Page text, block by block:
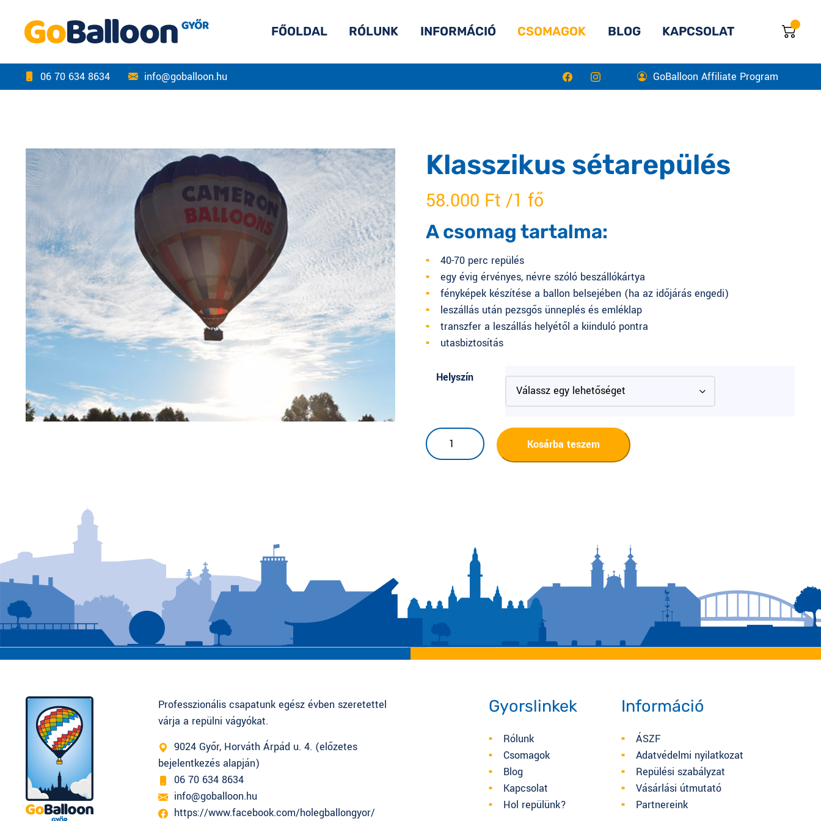
FŐOLDAL RÓLUNK INFORMÁCIÓ CSOMAGOK BLOG KAPCSOLAT
06 70 634 8634 info@goballoon.hu GoBalloon Affiliate Program
Klasszikus sétarepülés
58.000 Ft
A csomag tartalma:
40-70 perc repülés
egy évig érvényes, névre szóló beszállókártya
fényképek készítése a ballon belsejében (ha az időjárás engedi)
leszállás után pezsgős ünneplés és emléklap
transzfer a leszállás helyétől a kiinduló pontra
utasbiztosítás
Helyszín
Klasszikus
sétarepülés
Kosárba teszem
Professzionális csapatunk egész évben szeretettel
várja a repülni vágyókat.
9024 Győr, Horváth Árpád u. 4. (előzetes
bejelentkezés alapján)
06 70 634 8634
info@goballoon.hu
https://www.facebook.com/holegballongyor/
Gyorslinkek
Rólunk
Csomagok
Blog
Kapcsolat
Hol repülünk?
Információ
ÁSZF
Adatvédelmi nyilatkozat
Repülési szabályzat
Vásárlási útmutató
Partnereink